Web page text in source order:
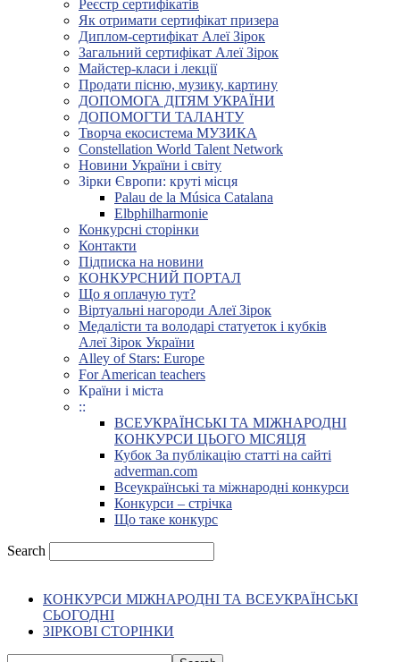
Реєстр сертифікатів
Як отримати сертифікат призера
Диплом-сертифікат Алеї Зірок
Загальний сертифікат Алеї Зірок
Майстер-класи і лекції
Продати пісню, музику, картину
ДОПОМОГА ДІТЯМ УКРАЇНИ
ДОПОМОГТИ ТАЛАНТУ
Творча екосистема МУЗИКА
Constellation World Talent Network
Новини України і світу
Зірки Європи: круті місця
Palau de la Música Catalana
Elbphilharmonie
Конкурсні сторінки
Контакти
Підписка на новини
КОНКУРСНИЙ ПОРТАЛ
Що я оплачую тут?
Віртуальні нагороди Алеї Зірок
Медалісти та володарі статуеток і кубків
Алеї Зірок України
Alley of Stars: Europe
For American teachers
Країни і міста
::
ВСЕУКРАЇНСЬКІ ТА МІЖНАРОДНІ
КОНКУРСИ ЦЬОГО МІСЯЦЯ
Кубок За публікацію статті на сайті
adverman.com
Всеукраїнські та міжнародні конкурси
Конкурси – стрічка
Що таке конкурс
Search
КОНКУРСИ МІЖНАРОДНІ ТА ВСЕУКРАЇНСЬКІ
СЬОГОДНІ
ЗІРКОВІ СТОРІНКИ